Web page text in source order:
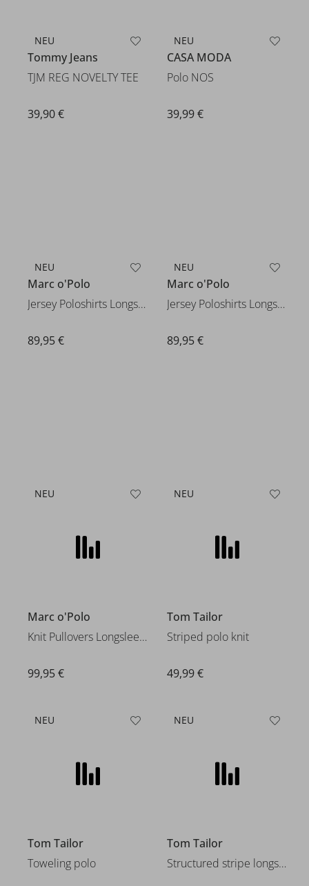
NEU
Tommy Jeans
TJM REG NOVELTY TEE
39,90 €
NEU
CASA MODA
Polo NOS
39,99 €
NEU
Marc o'Polo
Jersey Poloshirts Longsleeve
89,95 €
NEU
Marc o'Polo
Jersey Poloshirts Longsleeve
89,95 €
NEU
Marc o'Polo
Knit Pullovers Longsleeve
99,95 €
NEU
Tom Tailor
Striped polo knit
49,99 €
NEU NEU
Tom Tailor
Structured stripe longsleeve